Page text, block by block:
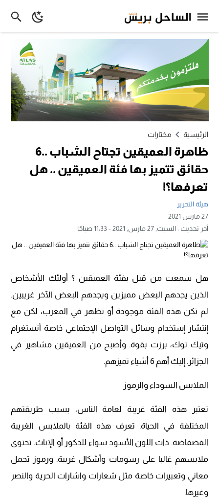
الرئيسية مختارات
ظاهرة العميقين تجتاح الشباب ..6
حقائق تتميز بها فئة العميقين .. هل
تعرفها؟!
هيئة التحرير
27 مارس 2021
آخر تحديث :السبت, 27 مارس, 2021 - 11:33 صباحًا
هل سمعت من قبل بفئة العميقين ؟ أولئك الأشخاص
الذين يجدهم البعض مميزين ويجدهم البعض الآخر غريبين.
لم تكن هذه الفئة موجودة أو تظهر في المغرب، لكن مع
إنتشار إستخدام وسائل التواصل الإجتماعي خاصة أنستغرام
وتيك توك، برزت بقوة. وأصبح من العميقين مشاهير في
الجزائر. إليك أهم 6 أشياء تميزهم.
الملابس السوداء والرموز
تعتبر هذه الفئة غريبة لعامة الناس، بسبب طريقتهم
المختلفة في الحياة. تعرف هذه الفئة بالملابس الغريبة
الفضفاضة. ذات اللون الأسود سواء للذكور أو الإناث. تحتوى
ملابسهم غالبا على رسومات وأشكال غريبة. ورموز تحمل
معاني وتعبيرات خاصة مثل شعارات واشارات الحرية والنصر
وغيرها.